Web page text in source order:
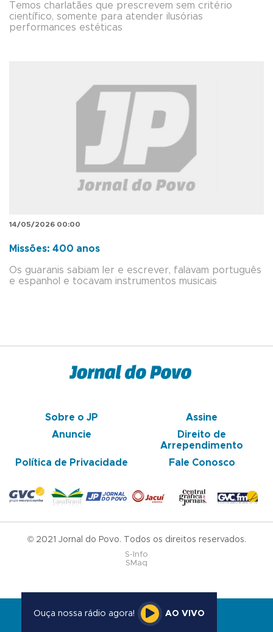
Temos charlatães que prescrevem sem critério
científico, somente para atender ilusórias
performances estéticas
14/05/2026 00:00
Missões: 400 anos
Os guaranis sabiam ler e escrever, falavam português
e espanhol e tocavam instrumentos musicais
Sobre o JP
Assine
Anuncie
Direito de
Arrependimento
Política de Privacidade
Fale Conosco
© 2021 Jornal do Povo. Todos os direitos reservados.
S-Info
SMaq
Ouça nossa rádio agora! AO VIVO